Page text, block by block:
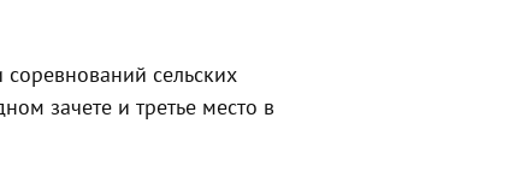
сельских
зачете и третье место в